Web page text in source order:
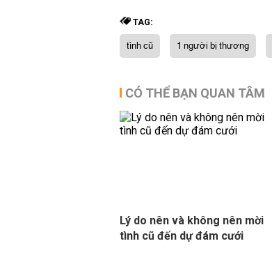
TAG:
tình cũ 1 người bị thương
CÓ THỂ BẠN QUAN TÂM
Lý do nên và không nên mời
tình cũ đến dự đám cưới